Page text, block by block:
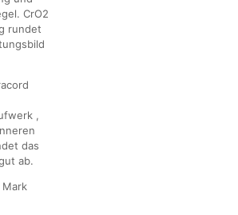
CrO2
rundet
,
das
ab.
Mark